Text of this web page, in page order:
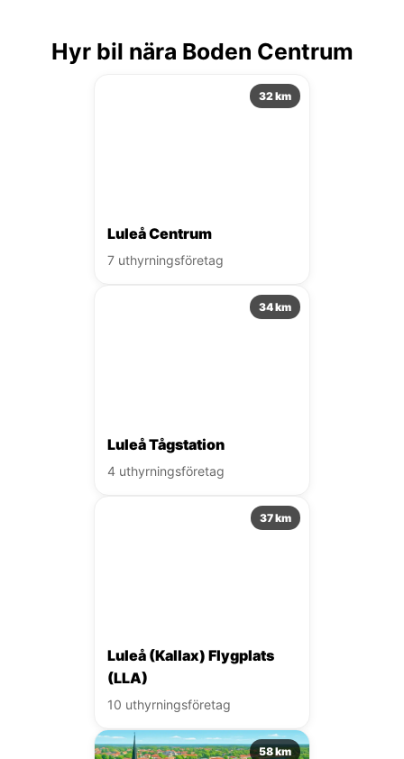
Hyr bil nära Boden Centrum
32 km
Luleå Centrum
7 uthyrningsföretag
34 km
Luleå Tågstation
4 uthyrningsföretag
37 km
Luleå (Kallax) Flygplats
(LLA)
10 uthyrningsföretag
58 km